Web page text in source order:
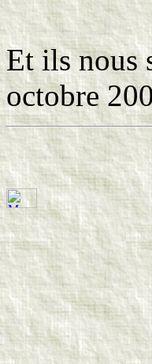
Et ils nous
octobre